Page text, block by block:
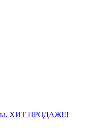
ХИТ ПРОДАЖ!!!